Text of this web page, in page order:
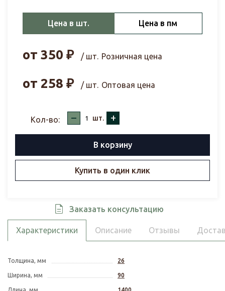
Цена в шт. Цена в пм
от 350 ₽ / шт. Розничная цена
от 258 ₽ / шт. Оптовая цена
Кол-во: – шт. +
В корзину
Купить в один клик
Заказать консультацию
Характеристики Описание Отзывы
Толщина, мм 26
Ширина, мм 90